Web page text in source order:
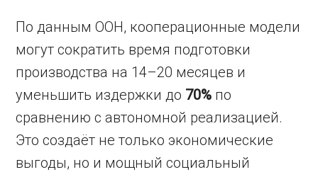
По данным ООН, кооперационные модели
могут сократить время подготовки
производства на 14–20 месяцев и
уменьшить издержки до 70% по
сравнению с автономной реализацией.
Это создаёт не только экономические
выгоды, но и мощный социальный